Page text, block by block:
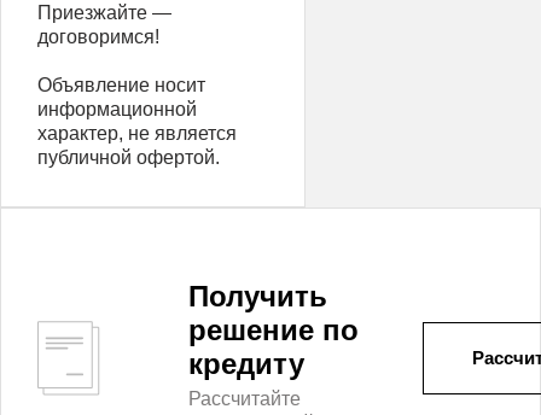
Приезжайте —
договоримся!
Объявление носит
информационной
характер, не является
публичной офертой.
Получить
решение по
кредиту
Рассчитайте